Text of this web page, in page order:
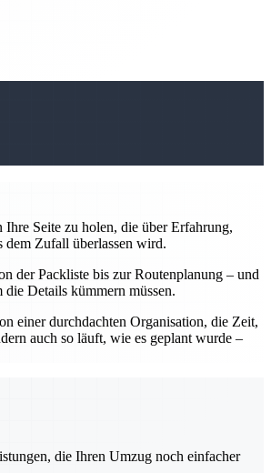
Ihre Seite zu holen, die über Erfahrung,
dem Zufall überlassen wird.
der Packliste bis zur Routenplanung – und
Details kümmern müssen.
einer durchdachten Organisation, die Zeit,
auch so läuft, wie es geplant wurde –
die Ihren Umzug noch einfacher